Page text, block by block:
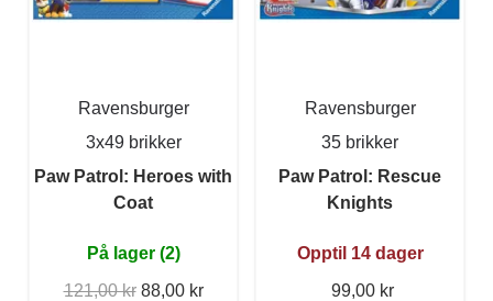
Ravensburger
3x49 brikker
Paw Patrol: Heroes with
Coat
På lager (2)
121,00 kr 88,00 kr
Ravensburger
35 brikker
Paw Patrol: Rescue
Knights
Opptil 14 dager
99,00 kr